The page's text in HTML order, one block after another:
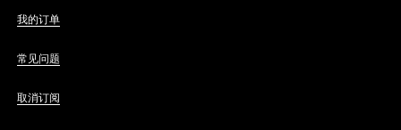
我的订单
常见问题
取消订阅